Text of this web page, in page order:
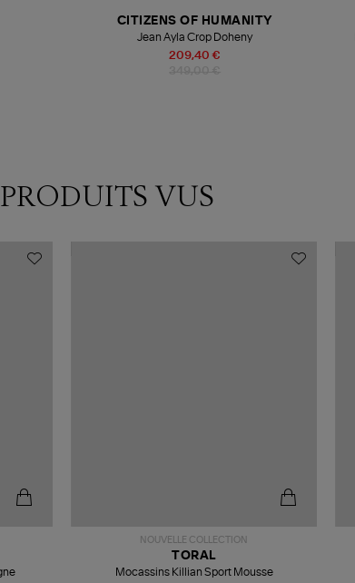
209,40 €
CITIZENS OF HUMANITY
Jean Ayla Crop Doheny
VUS
NOUVELLE COLLECTION
TORAL
Mocassins Killian Sport Mousse